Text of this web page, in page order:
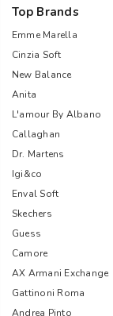
Top Brands
Emme Marella
Cinzia Soft
New Balance
Anita
L'amour By Albano
Callaghan
Dr. Martens
Igi&co
Enval Soft
Skechers
Guess
Camore
AX Armani Exchange
Gattinoni Roma
Andrea Pinto